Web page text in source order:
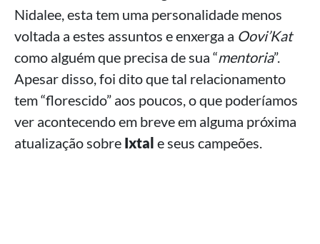
Nidalee, esta tem uma personalidade menos
voltada a estes assuntos e enxerga a Oovi’Kat
como alguém que precisa de sua “mentoria”.
Apesar disso, foi dito que tal relacionamento
tem “florescido” aos poucos, o que poderíamos
ver acontecendo em breve em alguma próxima
atualização sobre Ixtal e seus campeões.